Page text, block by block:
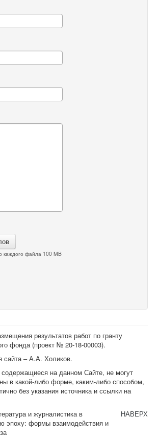
каждого файла 100 MB
результатов работ по гранту
фонда (проект № 20-18-00003).
сайта – А.А. Холиков.
на данном Сайте, не могут
в какой-либо форме, каким-либо способом,
без указания источника и ссылки на
НАВЕРХ
и журналистика в
эпоху: формы взаимодействия и